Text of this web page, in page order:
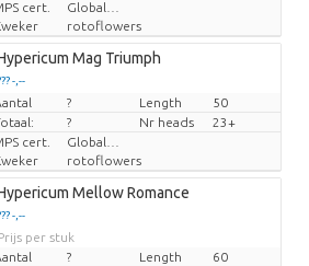
cert.
rotoflowers
Mag Triumph
-,--
per stuk
? Length
50
? Nr heads
23+
cert.
rotoflowers
Mellow Romance
-,--
per stuk
? Length
60